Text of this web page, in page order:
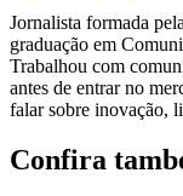
Jornalista formada
graduação em
Trabalhou com
antes de entrar no
falar sobre inovação,
Confira